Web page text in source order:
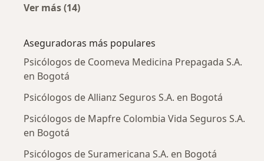
Ver más (14)
Aseguradoras más populares
Psicólogos de Coomeva Medicina Prepagada S.A.
en Bogotá
Psicólogos de Allianz Seguros S.A. en Bogotá
Psicólogos de Mapfre Colombia Vida Seguros S.A.
en Bogotá
Psicólogos de Suramericana S.A. en Bogotá